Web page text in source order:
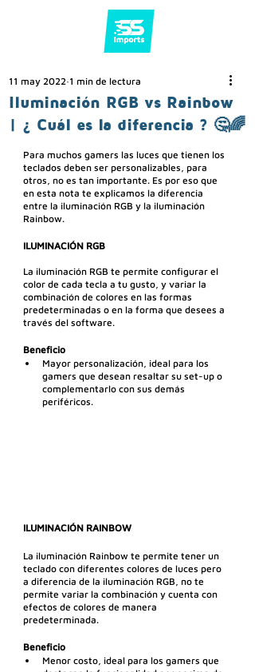
Iluminación RGB vs Rainbow
| ¿ Cuál es la diferencia ? 🤔🌈
11 may 2022 1 min de lectura
Para muchos gamers las luces que tienen los
teclados deben ser personalizables, para
otros, no es tan importante. Es por eso que
en esta nota te explicamos la diferencia
entre la iluminación RGB y la iluminación
Rainbow.
ILUMINACIÓN RGB
La iluminación RGB te permite configurar el
color de cada tecla a tu gusto, y variar la
combinación de colores en las formas
predeterminadas o en la forma que desees a
través del software.
Beneficio
Mayor personalización, ideal para los
gamers que desean resaltar su set-up o
complementarlo con sus demás
periféricos.
ILUMINACIÓN RAINBOW
La iluminación Rainbow te permite tener un
teclado con diferentes colores de luces pero
a diferencia de la iluminación RGB, no te
permite variar la combinación y cuenta con
efectos de colores de manera
predeterminada.
Beneficio
Menor costo, ideal para los gamers que